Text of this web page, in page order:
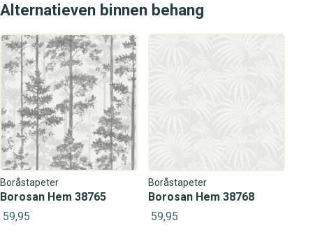
Alternatieven binnen behang
Boråstapeter
Borosan Hem 38765
59,95
Boråstapeter
Borosan Hem 38768
59,95